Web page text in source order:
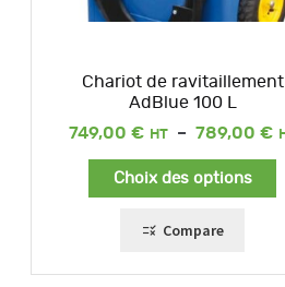
Chariot de ravitaillement
AdBlue 100 L
749,00 € – 789,00 €
Choix des options
Compare